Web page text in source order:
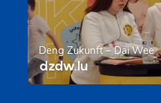
Deng Zukunft – Däi Wee
dzdw.lu